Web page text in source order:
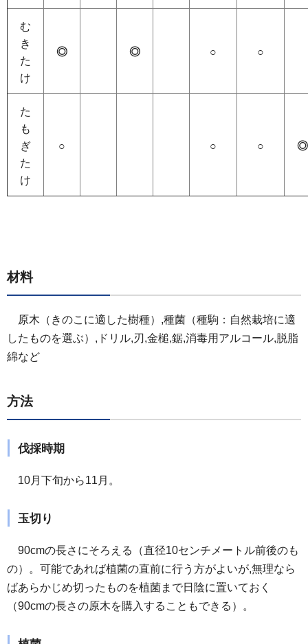
む
き
た
け
◎ ◎ ○ ○
た
も
ぎ
た
け
○ ○ ○ ◎
材料
原木（きのこに適した樹種）,種菌（種駒：自然栽培に適
したものを選ぶ）,ドリル,刃,金槌,鋸,消毒用アルコール,脱脂
綿など
方法
伐採時期
10月下旬から11月。
玉切り
90cmの長さにそろえる（直径10センチメートル前後のも
の）。可能であれば植菌の直前に行う方がよいが,無理なら
ばあらかじめ切ったものを植菌まで日陰に置いておく
（90cmの長さの原木を購入することもできる）。